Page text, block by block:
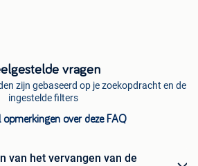
vragen
zijn gebaseerd op je zoekopdracht en de
ingestelde filters
opmerkingen over deze FAQ
van het vervangen van de